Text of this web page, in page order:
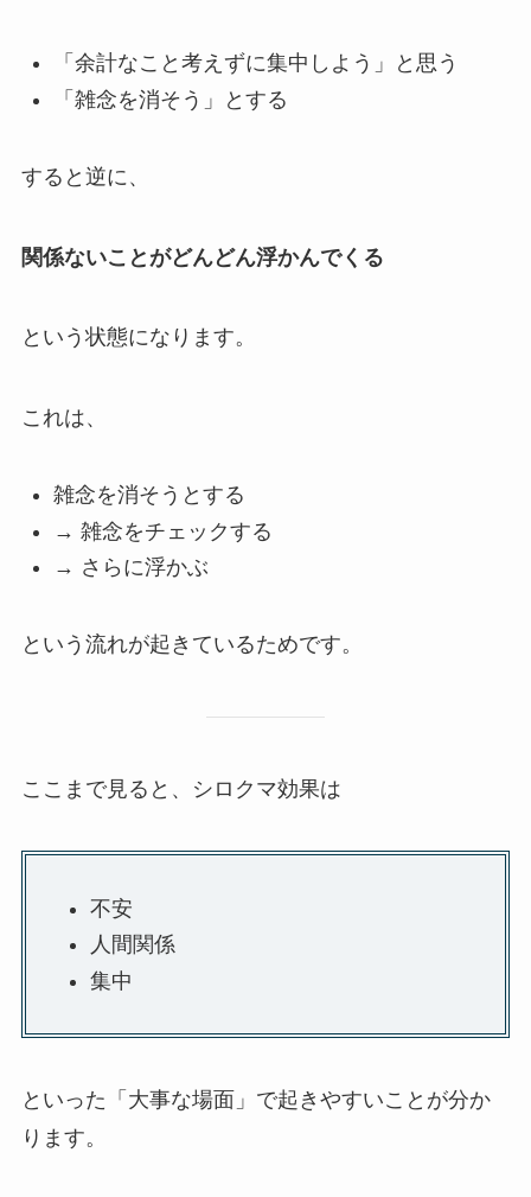
「余計なこと考えずに集中しよう」と思う
「雑念を消そう」とする
すると逆に、
関係ないことがどんどん浮かんでくる
という状態になります。
これは、
雑念を消そうとする
→ 雑念をチェックする
→ さらに浮かぶ
という流れが起きているためです。
ここまで見ると、シロクマ効果は
不安
人間関係
集中
といった「大事な場面」で起きやすいことが分か
ります。